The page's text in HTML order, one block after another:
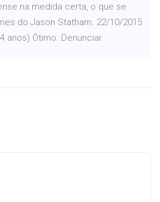
na medida certa, o que se
do Jason Statham. 22/10/2015
anos) Ótimo. Denunciar.